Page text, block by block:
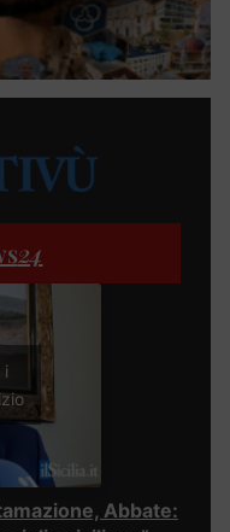
24
i
Abbate: